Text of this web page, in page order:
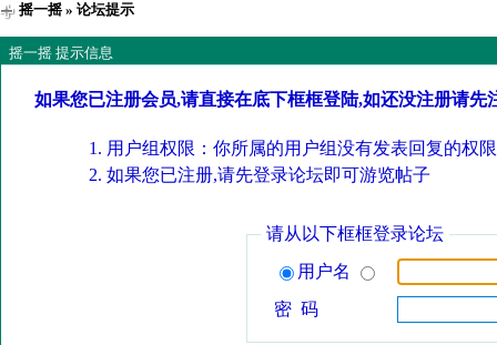
摇一摇» 论坛提示
摇一摇 提示信息
如果您已注册会员,请直接在底下框框登陆,如还没注册请先
用户组权限：你所属的用户组没有发表回复的权
如果您已注册,请先登录论坛即可游览帖子
请从以下框框登录论坛
用户名
密 码